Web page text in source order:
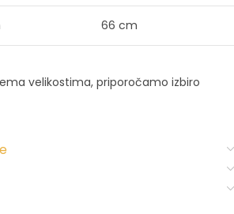
66 cm
velikostima, priporočamo izbiro